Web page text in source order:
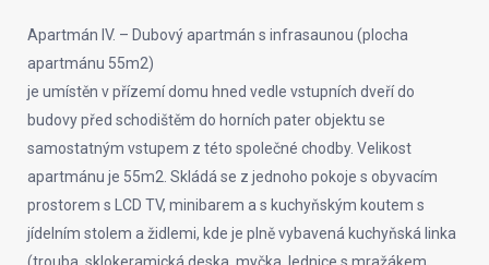
Apartmán IV. – Dubový apartmán s infrasaunou (plocha
apartmánu 55m2)
je umístěn v přízemí domu hned vedle vstupních dveří do
budovy před schodištěm do horních pater objektu se
samostatným vstupem z této společné chodby. Velikost
apartmánu je 55m2. Skládá se z jednoho pokoje s obyvacím
prostorem s LCD TV, minibarem a s kuchyňským koutem s
jídelním stolem a židlemi, kde je plně vybavená kuchyňská linka